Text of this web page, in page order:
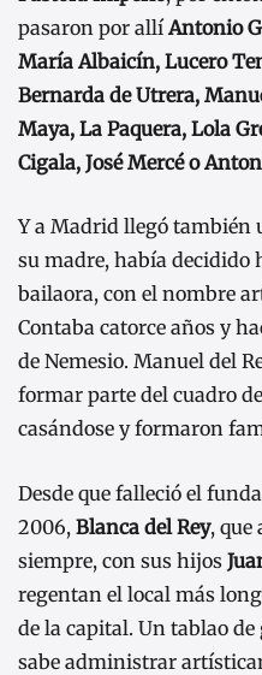
pasaron por allí Antonio
María Albaicín, Lucero
Bernarda de Utrera,
Maya, La Paquera, Lola
Cigala, José Mercé o
Y a Madrid llegó también
su madre, había decidido
bailaora, con el nombre
Contaba catorce años y
de Nemesio. Manuel del
formar parte del cuadro
casándose y formaron
Desde que falleció el
2006, Blanca del Rey, que
siempre, con sus hijos
regentan el local más
de la capital. Un tablao
sabe administrar